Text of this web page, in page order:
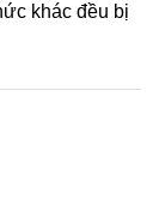
khác đều bị